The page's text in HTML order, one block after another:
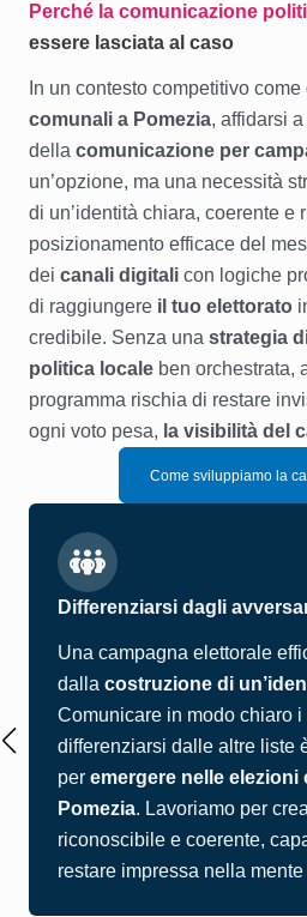
Perché la comunicazione
essere lasciata al caso
In un contesto competitivo
comunali a Pomezia, affidarsi
della comunicazione per
un’opzione, ma una necessità
di un’identità chiara, coerente e
posizionamento efficace del
dei canali digitali con logiche
di raggiungere il tuo elettorato
credibile. Senza una strategia
politica locale ben orchestrata,
programma rischia di restare
ogni voto pesa, la visibilità del
Come sviluppiamo la
Differenziarsi dagli
Una campagna elettorale
dalla costruzione di
Comunicare in modo chiaro
differenziarsi dalle altre liste
per emergere nelle elezioni
Pomezia. Lavoriamo per
riconoscibile e coerente,
restare impressa nella